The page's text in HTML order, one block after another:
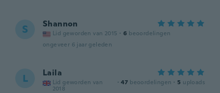
S Shannon
Lid geworden van 2015 · 6 beoordelingen
ongeveer 6 jaar geleden
L Laila
Lid geworden van
2018
· 47 beoordelingen · 5 uploads